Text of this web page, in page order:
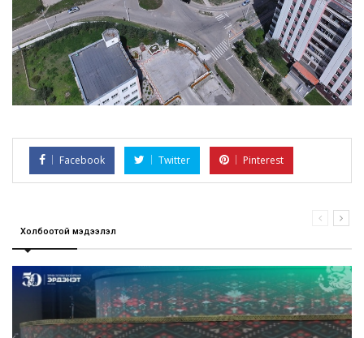
Facebook Twitter Pinterest
Холбоотой мэдээлэл